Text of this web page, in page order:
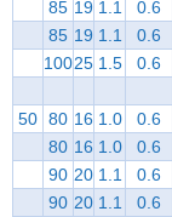
85 19 1.1 0.6
85 19 1.1 0.6
10025 1.5 0.6
50 80 16 1.0 0.6
80 16 1.0 0.6
90 20 1.1 0.6
90 20 1.1 0.6